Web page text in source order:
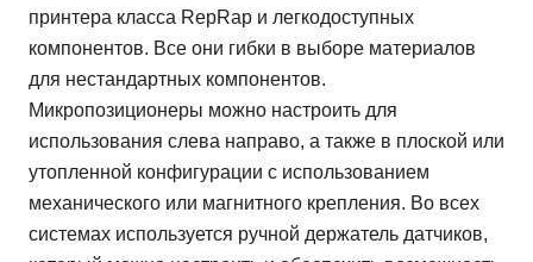
принтера класса RepRap и легкодоступных
компонентов. Все они гибки в выборе материалов
для нестандартных компонентов.
Микропозиционеры можно настроить для
использования слева направо, а также в плоской или
утопленной конфигурации с использованием
механического или магнитного крепления. Во всех
системах используется ручной держатель датчиков,